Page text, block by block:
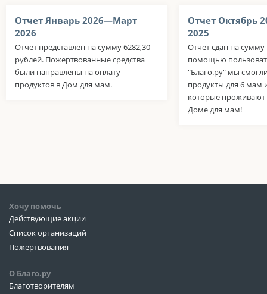
Отчет Январь 2026—Март
2026
Отчет представлен на сумму 6282,30
рублей. Пожертвованные средства
были направлены на оплату
продуктов в Дом для мам.
Отчет Октябрь
2025
Отчет сдан на сумму
помощью
"Благо.ру" мы
продукты для 6 мам
которые
Доме для мам!
Хочу помочь
Действующие акции
Список организаций
Пожертвования
О Благо.ру
Благотворителям